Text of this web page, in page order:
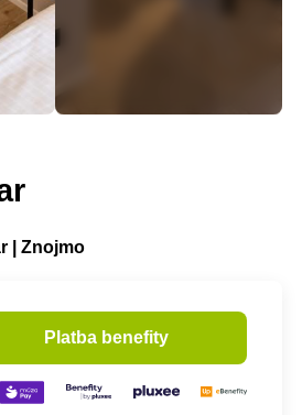
| Znojmo
Platba benefity